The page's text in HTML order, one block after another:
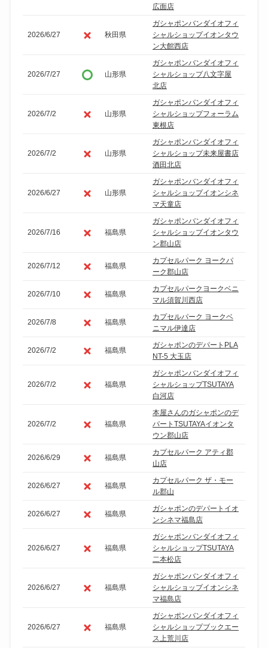
広面店
2026/6/27 秋田県
ガシャポンバンダイオフィ
シャルショップイオンタウ
ン大館西店
2026/7/27 山形県
ガシャポンバンダイオフィ
シャルショップ八文字屋
北店
2026/7/2 山形県
ガシャポンバンダイオフィ
シャルショップフォーラム
東根店
2026/7/2 山形県
ガシャポンバンダイオフィ
シャルショップ未来屋書店
酒田北店
2026/6/27 山形県
ガシャポンバンダイオフィ
シャルショップイオンシネ
マ天童店
2026/7/16 福島県
ガシャポンバンダイオフィ
シャルショップイオンタウ
ン郡山店
2026/7/12 福島県
カプセルパーク ヨークパ
ーク郡山店
2026/7/10 福島県
カプセルパークヨークベニ
マル須賀川西店
2026/7/8 福島県
カプセルパーク ヨークベ
ニマル伊達店
2026/7/2 福島県
ガシャポンのデパートPLA
NT-5 大玉店
2026/7/2 福島県
ガシャポンバンダイオフィ
シャルショップTSUTAYA
白河店
2026/7/2 福島県
本屋さんのガシャポンのデ
パートTSUTAYAイオンタ
ウン郡山店
2026/6/29 福島県
カプセルパーク アティ郡
山店
2026/6/27 福島県
カプセルパーク ザ・モー
ル郡山
2026/6/27 福島県
ガシャポンのデパートイオ
ンシネマ福島店
2026/6/27 福島県
ガシャポンバンダイオフィ
シャルショップTSUTAYA
二本松店
2026/6/27 福島県
ガシャポンバンダイオフィ
シャルショップイオンシネ
マ福島店
2026/6/27 福島県
ガシャポンバンダイオフィ
シャルショップブックエー
ス上荒川店